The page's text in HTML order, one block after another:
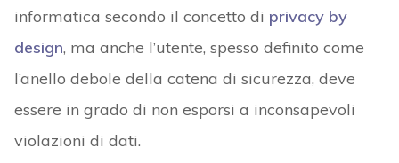
informatica secondo il concetto di privacy by
design, ma anche l’utente, spesso definito come
l’anello debole della catena di sicurezza, deve
essere in grado di non esporsi a inconsapevoli
violazioni di dati.